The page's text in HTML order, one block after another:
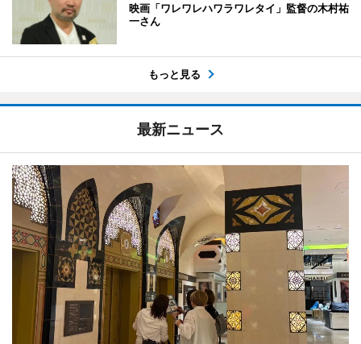
映画「ワレワレハワラワレタイ」監督の木村祐
一さん
もっと見る
最新ニュース